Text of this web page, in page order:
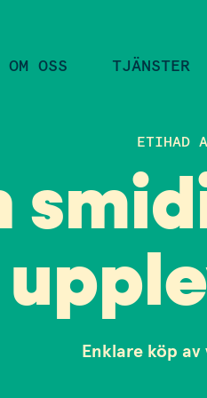
OM OSS TJÄNSTER
ETIHAD
Enklare köp